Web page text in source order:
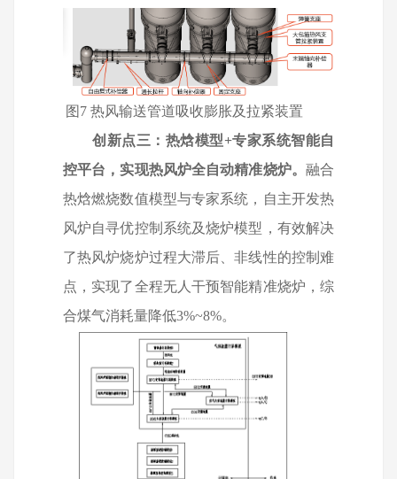
图7 热风输送管道吸收膨胀及拉紧装置
创新点三：热焓模型+专家系统智能自
控平台，实现热风炉全自动精准烧炉。 融合
热焓燃烧数值模型与专家系统，自主开发热
风炉自寻优控制系统及烧炉模型，有效解决
了热风炉烧炉过程大滞后、非线性的控制难
点，实现了全程无人干预智能精准烧炉，综
合煤气消耗量降低3%~8%。